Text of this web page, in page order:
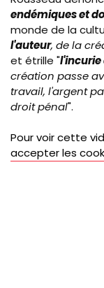
endémiques et
monde de la
l'auteur, de la
et étrille "l'incurie
création passe
travail, l'argent
droit pénal".
Pour voir cette
accepter les